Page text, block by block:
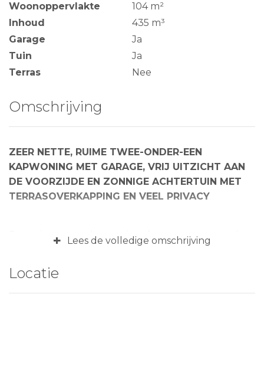
Woonoppervlakte
104 m²
Inhoud
435 m³
Garage
Ja
Tuin
Ja
Terras
Nee
Omschrijving
ZEER NETTE, RUIME TWEE-ONDER-EEN
KAPWONING MET GARAGE, VRIJ UITZICHT AAN
DE VOORZIJDE EN ZONNIGE ACHTERTUIN MET
TERRASOVERKAPPING EN VEEL PRIVACY
Deze riante tweekapper is gelegen op een van de
geliefde locaties in Bruchem, aan de rand van het
gelegen op een perceel van 341 m2 met een eigen
oprit voor 2 auto’s, een verzorgde voortuin en
+ Lees de volledige omschrijving
Locatie